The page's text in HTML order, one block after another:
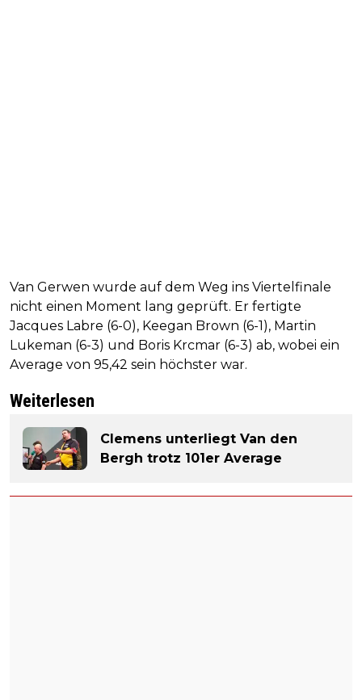
Van Gerwen wurde auf dem Weg ins Viertelfinale
nicht einen Moment lang geprüft. Er fertigte
Jacques Labre (6-0), Keegan Brown (6-1), Martin
Lukeman (6-3) und Boris Krcmar (6-3) ab, wobei ein
Average von 95,42 sein höchster war.
Weiterlesen
Clemens unterliegt Van den
Bergh trotz 101er Average